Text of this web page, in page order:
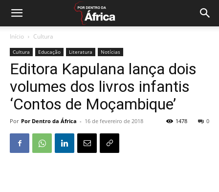
Início Cultura
Cultura Educação Literatura Notícias
Editora Kapulana lança dois
volumes dos livros infantis
‘Contos de Moçambique’
Por Por Dentro da África - 16 de fevereiro de 2018 0
1478